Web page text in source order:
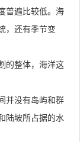
普遍比较低。海
，还有季节变
的整体，海洋这
并没有岛屿和群
陆坡所占据的水